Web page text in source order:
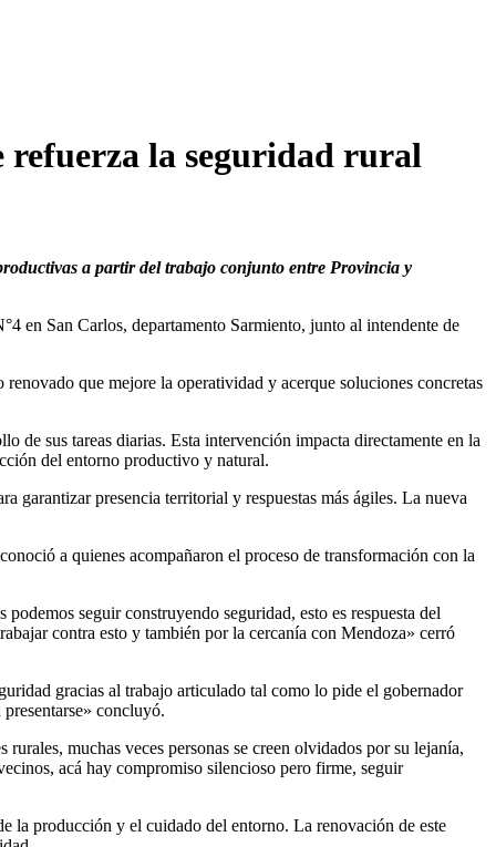
refuerza la seguridad rural
a partir del trabajo conjunto entre Provincia y
en San Carlos, departamento Sarmiento, junto al intendente de
que mejore la operatividad y acerque soluciones concretas
de sus tareas diarias. Esta intervención impacta directamente en la
del entorno productivo y natural.
garantizar presencia territorial y respuestas más ágiles. La nueva
a quienes acompañaron el proceso de transformación con la
seguir construyendo seguridad, esto es respuesta del
contra esto y también por la cercanía con Mendoza» cerró
gracias al trabajo articulado tal como lo pide el gobernador
concluyó.
muchas veces personas se creen olvidados por su lejanía,
acá hay compromiso silencioso pero firme, seguir
la producción y el cuidado del entorno. La renovación de este